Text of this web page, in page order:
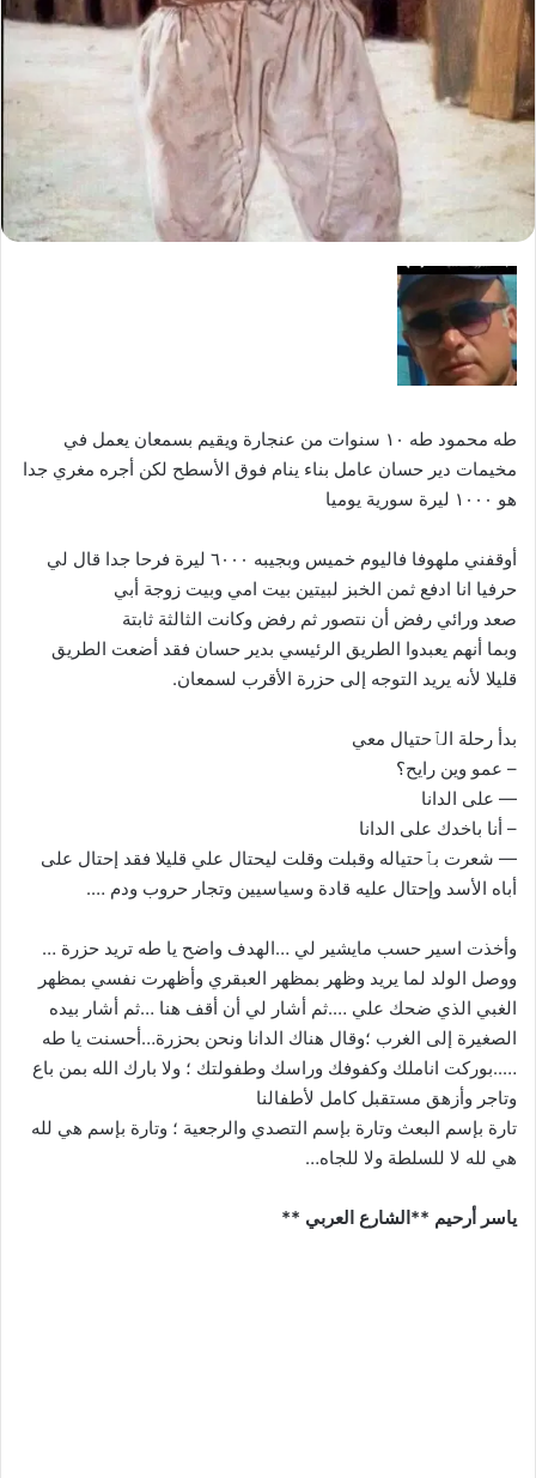
طه محمود طه ١٠ سنوات من عنجارة ويقيم بسمعان يعمل في
مخيمات دير حسان عامل بناء ينام فوق الأسطح لكن أجره مغري جدا
هو ١٠٠٠ ليرة سورية يوميا
أوقفني ملهوفا فاليوم خميس وبجيبه ٦٠٠٠ ليرة فرحا جدا قال لي
حرفيا انا ادفع ثمن الخبز لبيتين بيت امي وبيت زوجة أبي
صعد ورائي رفض أن نتصور ثم رفض وكانت الثالثة ثابتة
وبما أنهم يعبدوا الطريق الرئيسي بدير حسان فقد أضعت الطريق
قليلا لأنه يريد التوجه إلى حزرة الأقرب لسمعان.
بدأ رحلة الٱحتيال معي
– عمو وين رايح؟
— على الدانا
– أنا باخدك على الدانا
— شعرت بٱحتياله وقبلت وقلت ليحتال علي قليلا فقد إحتال على
أباه الأسد وإحتال عليه قادة وسياسيين وتجار حروب ودم ….
وأخذت اسير حسب مايشير لي …الهدف واضح يا طه تريد حزرة …
ووصل الولد لما يريد وظهر بمظهر العبقري وأظهرت نفسي بمظهر
الغبي الذي ضحك علي ….ثم أشار لي أن أقف هنا …ثم أشار بيده
الصغيرة إلى الغرب ؛وقال هناك الدانا ونحن بحزرة…أحسنت يا طه
…..بوركت اناملك وكفوفك وراسك وطفولتك ؛ ولا بارك الله بمن باع
وتاجر وأزهق مستقبل كامل لأطفالنا
تارة بإسم البعث وتارة بإسم التصدي والرجعية ؛ وتارة بإسم هي لله
هي لله لا للسلطة ولا للجاه…
ياسر أرحيم **الشارع العربي **